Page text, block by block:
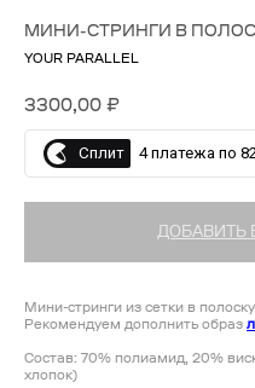
МИНИ-СТРИНГИ В
YOUR PARALLEL
3300,00 ₽
Сплит 4 платежа по
ДОБАВИТЬ
Мини-стринги из сетки в
Рекомендуем дополнить образ
Состав: 70% полиамид, 20%
хлопок)